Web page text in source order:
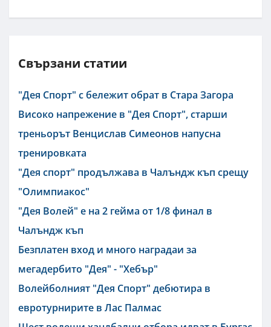
Свързани статии
"Дея Спорт" с бележит обрат в Стара Загора
Високо напрежение в "Дея Спорт", старши
треньорът Венцислав Симеонов напусна
тренировката
"Дея спорт" продължава в Чалъндж къп срещу
"Олимпиакос"
"Дея Волей" е на 2 гейма от 1/8 финал в
Чалъндж къп
Безплатен вход и много наградаи за
мегадербито "Дея" - "Хебър"
Волейболният "Дея Спорт" дебютира в
евротурнирите в Лас Палмас